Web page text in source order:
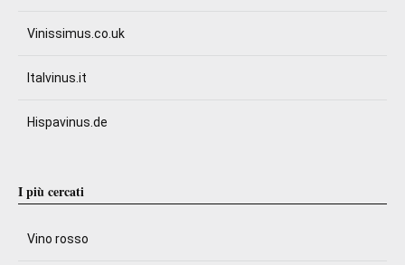
Vinissimus.co.uk
Italvinus.it
Hispavinus.de
I più cercati
Vino rosso